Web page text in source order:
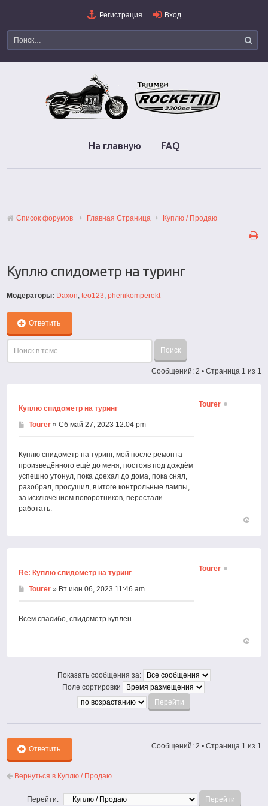
Регистрация Вход
На главную FAQ
Список форумов Главная Страница Куплю / Продаю
Куплю спидометр на туринг
Модераторы: Daxon,teo123,phenikomperekt
Ответить
Сообщений: 2 • Страница 1 из 1
Куплю спидометр на туринг
Tourer » Сб май 27, 2023 12:04 pm
Куплю спидометр на туринг, мой после ремонта
произведённого ещё до меня, постояв под дождём
успешно утонул, пока доехал до дома, пока снял,
разобрал, просушил, в итоге контрольные лампы,
за исключением поворотников, перестали
работать.
Tourer
Re: Куплю спидометр на туринг
Tourer » Вт июн 06, 2023 11:46 am
Всем спасибо, спидометр куплен
Tourer
Показать сообщения за:
Поле сортировки
Ответить Сообщений: 2 • Страница 1 из 1
Вернуться в Куплю / Продаю
Перейти: